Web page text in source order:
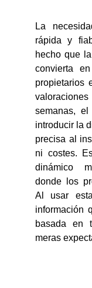
La
rápida y
hecho que la
convierta
propietarios
semanas,
introducir la
precisa al
ni costes.
dinámico
donde los
Al usar
información
basada en
meras